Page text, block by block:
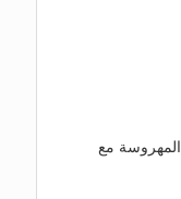
1 صفيحة أو 400 غ من الطماطم المفرومة٬ المهروسة مع